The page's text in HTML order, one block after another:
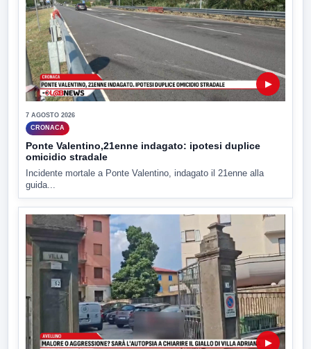
▶
7 AGOSTO 2026
CRONACA
Ponte Valentino,21enne indagato: ipotesi duplice
omicidio stradale
Incidente mortale a Ponte Valentino, indagato il 21enne alla
guida...
▶